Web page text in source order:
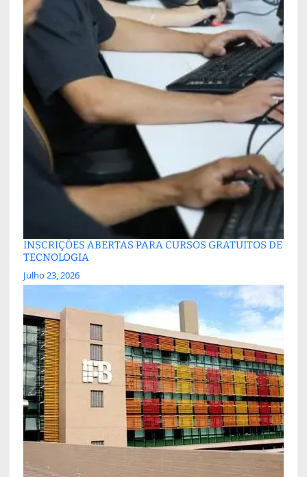
INSCRIÇÕES ABERTAS PARA CURSOS GRATUITOS DE
TECNOLOGIA
Julho 23, 2026